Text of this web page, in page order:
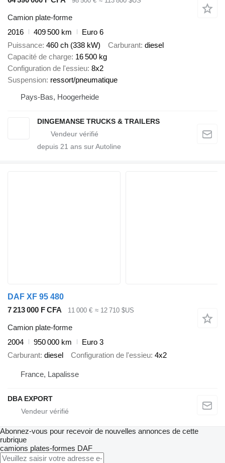
Camion plate-forme
2016
409 500 km
Euro 6
Puissance 460 ch (338 kW) Carburant diesel
Capacité de charge 16 500 kg
Configuration de l'essieu 8x2
Suspension ressort/pneumatique
Pays-Bas, Hoogerheide
DINGEMANSE TRUCKS & TRAILERS
depuis 21 ans sur Autoline
DAF XF 95 480
7 213 000 F CFA
11 000 € ≈ 12 710 $US
Camion plate-forme
2004
950 000 km
Euro 3
Carburant diesel Configuration de l'essieu 4x2
France, Lapalisse
DBA EXPORT
Abonnez-vous pour recevoir de nouvelles annonces de cette
rubrique
camions plates-formes DAF